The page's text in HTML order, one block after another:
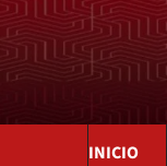
INICIO